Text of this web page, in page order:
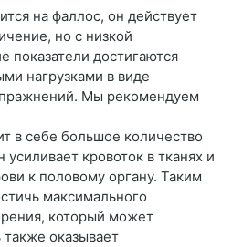
на фаллос, он действует
но с низкой
показатели достигаются
нагрузками в виде
Мы рекомендуем
в себе большое количество
кровоток в тканях и
к половому органу. Таким
максимального
который может
оказывает